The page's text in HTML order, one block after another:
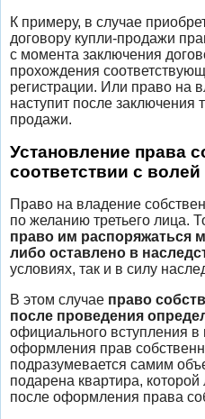
К примеру, в случае
договору купли-продажи
с момента заключения
прохождения
регистрации. Или право на
наступит после заключения
продажи.
Установление права
соответствии с
Право на владение
по желанию третьего лица.
право им распоряжаться
либо оставлено в
условиях, так и в силу
В этом случае право
после проведения
официального вступления
оформления прав
подразумевается самим
подарена квартира,
после оформления права